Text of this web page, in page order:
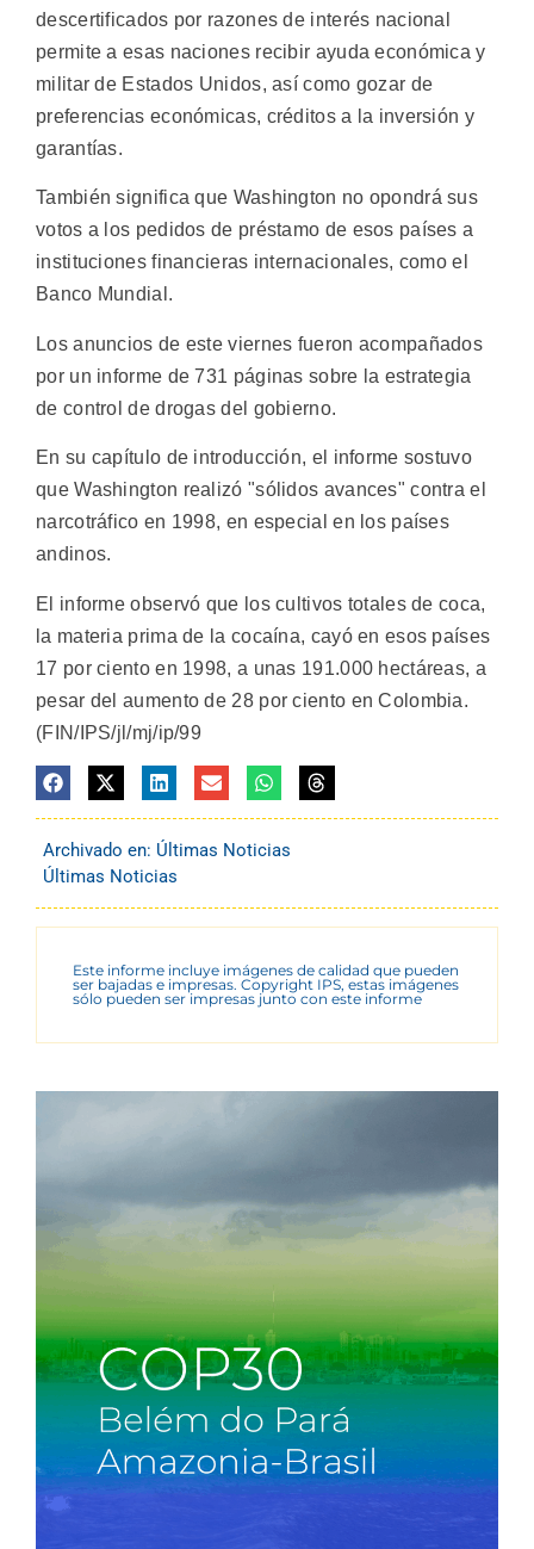
descertificados por razones de interés nacional
permite a esas naciones recibir ayuda económica y
militar de Estados Unidos, así como gozar de
preferencias económicas, créditos a la inversión y
garantías.
También significa que Washington no opondrá sus
votos a los pedidos de préstamo de esos países a
instituciones financieras internacionales, como el
Banco Mundial.
Los anuncios de este viernes fueron acompañados
por un informe de 731 páginas sobre la estrategia
de control de drogas del gobierno.
En su capítulo de introducción, el informe sostuvo
que Washington realizó "sólidos avances" contra el
narcotráfico en 1998, en especial en los países
andinos.
El informe observó que los cultivos totales de coca,
la materia prima de la cocaína, cayó en esos países
17 por ciento en 1998, a unas 191.000 hectáreas, a
pesar del aumento de 28 por ciento en Colombia.
(FIN/IPS/jl/mj/ip/99
Archivado en: Últimas Noticias
Últimas Noticias
Este informe incluye imágenes de calidad que pueden
ser bajadas e impresas. Copyright IPS, estas imágenes
sólo pueden ser impresas junto con este informe